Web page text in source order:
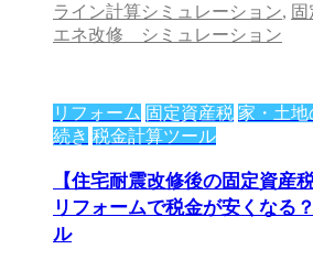
ライン計算シミュレーション,
エネ改修 シミュレーション
リフォーム 固定資産税 家・土地
続き 税金計算ツール
【住宅耐震改修後の固定資産
リフォームで税金が安くなる
ル